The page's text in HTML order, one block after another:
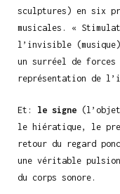
sculptures) en six
musicales. «
l’invisible
un surréel de forces
représentation de
Et: le signe
le hiératique, le
retour du regard
une véritable
du corps sonore.